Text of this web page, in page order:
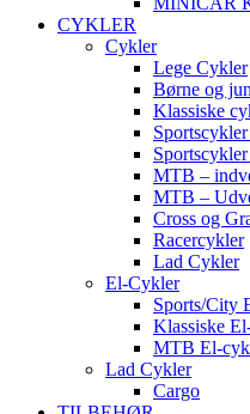
CYKLER
Cykler
Lege Cykler
Børne og
Klassiske
MTB –
MTB –
Cross og
Racercykler
Lad Cykler
El-Cykler
Sports/City
Klassiske
MTB El-
Lad Cykler
Cargo